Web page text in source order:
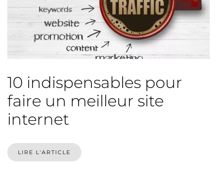
10 indispensables pour
faire un meilleur site
internet
LIRE L'ARTICLE